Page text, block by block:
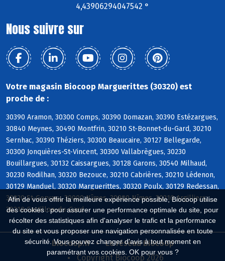
Afin de vous offrir la meilleure expérience possible, Biocoop utilise
des cookies : pour assurer une performance optimale du site, pour
récolter des statistiques afin d'analyser le trafic et la performance
du site et vous proposer une navigation personnalisée en toute
sécurité. Vous pouvez changer d'avis à tout moment en
paramétrant vos cookies. OK pour vous ?
4,43906294047542 °
Nous suivre sur
Votre magasin Biocoop Marguerittes (30320) est
proche de :
30390 Aramon, 30300 Comps, 30390 Domazan, 30390 Estézargues,
30840 Meynes, 30490 Montfrin, 30210 St-Bonnet-du-Gard, 30210
Sernhac, 30390 Théziers, 30300 Beaucaire, 30127 Bellegarde,
30300 Jonquières-St-Vincent, 30300 Vallabrègues, 30230
Bouillargues, 30132 Caissargues, 30128 Garons, 30540 Milhaud,
30230 Rodilhan, 30320 Bezouce, 30210 Cabrières, 30210 Lédenon,
30129 Manduel, 30320 Marguerittes, 30320 Poulx, 30129 Redessan,
30320 St-Gervasy, 30000 Nîmes, 30900 Nîmes, 30210 Argilliers,
30210 Castillon-du-Gard
Biocoop.fr
Le réseau Biocoop
Copyright Biocoop 2026